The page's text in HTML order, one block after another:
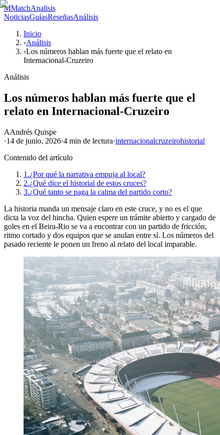
MMatchAnalisis
NoticiasGuíasReseñasAnálisis
Inicio
›Análisis
›Los números hablan más fuerte que el relato en
Internacional-Cruzeiro
Análisis
Los números hablan más fuerte que el
relato en Internacional-Cruzeiro
AAndrés Quispe
·14 de junio, 2026·4 min de lectura·internacionalcruzeirohistorial
Contenido del artículo
1.¿Por qué la narrativa empuja al local?
2.¿Qué dice el historial de estos cruces?
3.¿Qué tanto se paga la calma del partido corto?
La historia manda un mensaje claro en este cruce, y no es el que
dicta la voz del hincha. Quien espere un trámite abierto y cargado de
goles en el Beira-Rio se va a encontrar con un partido de fricción,
ritmo cortado y dos equipos que se anulan entre sí. Los números del
pasado reciente le ponen un freno al relato del local imparable.